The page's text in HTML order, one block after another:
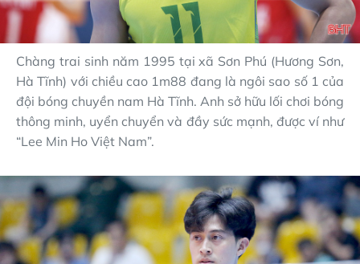
Chàng trai sinh năm 1995 tại xã Sơn Phú (Hương Sơn,
Hà Tĩnh) với chiều cao 1m88 đang là ngôi sao số 1 của
đội bóng chuyền nam Hà Tĩnh. Anh sở hữu lối chơi bóng
thông minh, uyển chuyển và đầy sức mạnh, được ví như
“Lee Min Ho Việt Nam”.